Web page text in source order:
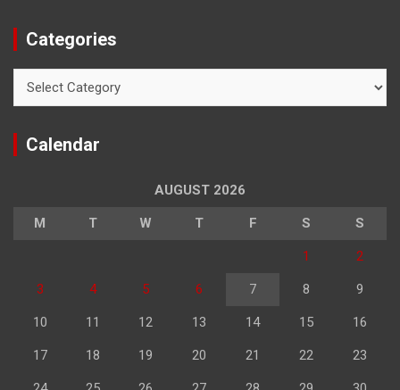
Categories
Calendar
AUGUST 2026
M T W T F S S
1 2
3 4 5 6 7 8 9
10 11 12 13 14 15 16
17 18 19 20 21 22 23